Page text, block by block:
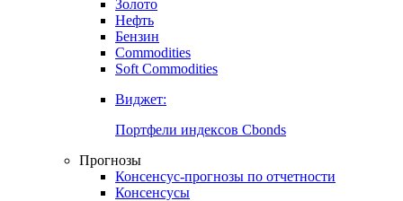
Золото
Нефть
Бензин
Commodities
Soft Commodities
Виджет:
Портфели индексов Cbonds
Прогнозы
Консенсус-прогнозы по отчетности
Консенсусы